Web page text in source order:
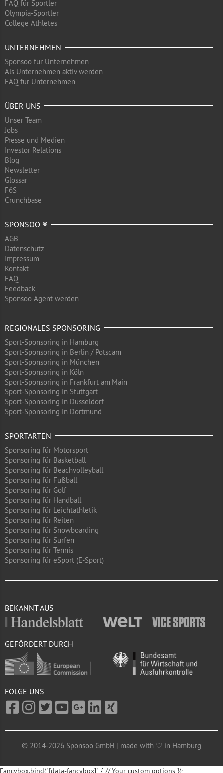
FAQ für Sportler
Olympia-Sportler
College Athletes
UNTERNEHMEN
Sponsoo für Unternehmen
Als Unternehmen aktiv werden
FAQ für Unternehmen
ÜBER UNS
Unser Team
Jobs
Presse und Medien
Investor Relations
Blog
Newsletter
Glossar
F6S
Crunchbase
SPONSOO ®
AGB
Datenschutz
Impressum
Kontakt
FAQ
Feedback
Sponsoo Agent werden
REGIONALES SPONSORING
Sport-Sponsoring in Hamburg
Sport-Sponsoring in Berlin / Potsdam
Sport-Sponsoring in München
Sport-Sponsoring in Köln
Sport-Sponsoring in Frankfurt am Main
Sport-Sponsoring in Stuttgart
Sport-Sponsoring in Düsseldorf
Sport-Sponsoring in Dortmund
SPORTARTEN
Sponsoring für Motorsport
Sponsoring für Basketball
Sponsoring für Beachvolleyball
Sponsoring für Fußball
Sponsoring für Golf
Sponsoring für Handball
Sponsoring für Leichtathletik
Sponsoring für Reiten
Sponsoring für Snowboarding
Sponsoring für Surfen
Sponsoring für Tennis
Sponsoring für eSport (E-Sport)
BEKANNT AUS
GEFÖRDERT DURCH
FOLGE UNS
© 2014-2026 Sponsoo GmbH | made with ♡ in Hamburg
Fancybox.bind("[data-fancybox]", { // Your custom options });